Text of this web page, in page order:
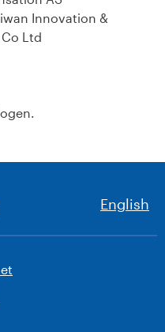
Innovation &
Ltd
English